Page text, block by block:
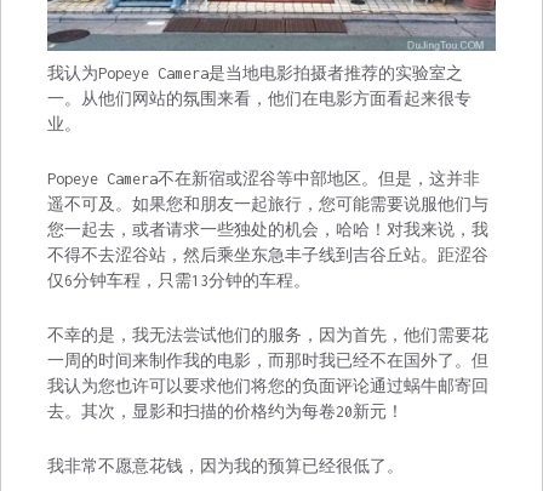
我认为Popeye Camera是当地电影拍摄者推荐的实验室之
一。从他们网站的氛围来看，他们在电影方面看起来很专
业。
Popeye Camera不在新宿或涩谷等中部地区。但是，这并非
遥不可及。如果您和朋友一起旅行，您可能需要说服他们与
您一起去，或者请求一些独处的机会，哈哈！对我来说，我
不得不去涩谷站，然后乘坐东急丰子线到吉谷丘站。距涩谷
仅6分钟车程，只需13分钟的车程。
不幸的是，我无法尝试他们的服务，因为首先，他们需要花
一周的时间来制作我的电影，而那时我已经不在国外了。但
我认为您也许可以要求他们将您的负面评论通过蜗牛邮寄回
去。其次，显影和扫描的价格约为每卷20新元！
我非常不愿意花钱，因为我的预算已经很低了。